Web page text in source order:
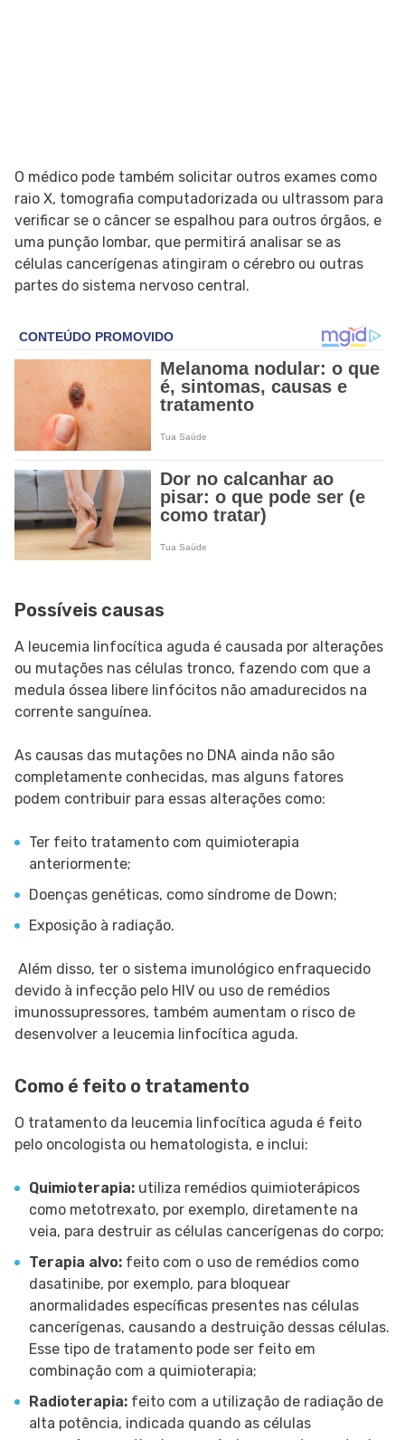
O médico pode também solicitar outros exames como
raio X, tomografia computadorizada ou ultrassom para
verificar se o câncer se espalhou para outros órgãos, e
uma punção lombar, que permitirá analisar se as
células cancerígenas atingiram o cérebro ou outras
partes do sistema nervoso central.
Possíveis causas
A leucemia linfocítica aguda é causada por alterações
ou mutações nas células tronco, fazendo com que a
medula óssea libere linfócitos não amadurecidos na
corrente sanguínea.
As causas das mutações no DNA ainda não são
completamente conhecidas, mas alguns fatores
podem contribuir para essas alterações como:
Ter feito tratamento com quimioterapia
anteriormente;
Doenças genéticas, como síndrome de Down;
Exposição à radiação.
Além disso, ter o sistema imunológico enfraquecido
devido à infecção pelo HIV ou uso de remédios
imunossupressores, também aumentam o risco de
desenvolver a leucemia linfocítica aguda.
Como é feito o tratamento
O tratamento da leucemia linfocítica aguda é feito
pelo oncologista ou hematologista, e inclui:
Quimioterapia: utiliza remédios quimioterápicos
como metotrexato, por exemplo, diretamente na
veia, para destruir as células cancerígenas do corpo;
Terapia alvo: feito com o uso de remédios como
dasatinibe, por exemplo, para bloquear
anormalidades específicas presentes nas células
cancerígenas, causando a destruição dessas células.
Esse tipo de tratamento pode ser feito em
combinação com a quimioterapia;
Radioterapia: feito com a utilização de radiação de
alta potência, indicada quando as células